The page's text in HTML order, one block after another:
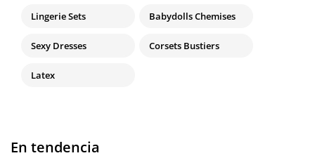
Lingerie Sets Babydolls Chemises
Sexy Dresses Corsets Bustiers
Latex
En tendencia